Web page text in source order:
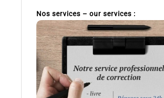
Nos services – our services :